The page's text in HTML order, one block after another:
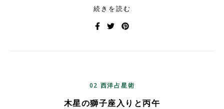
続きを読む
02 西洋占星術
木星の獅子座入りと丙午